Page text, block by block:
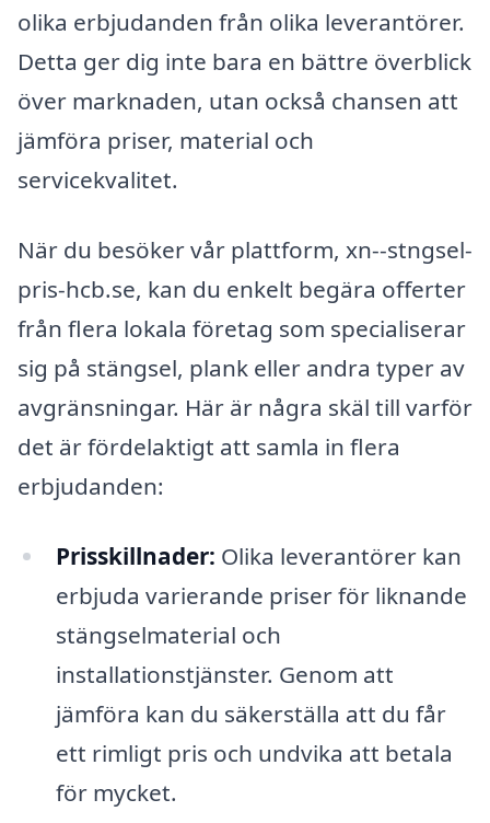
olika erbjudanden från olika leverantörer.
Detta ger dig inte bara en bättre överblick
över marknaden, utan också chansen att
jämföra priser, material och
servicekvalitet.
När du besöker vår plattform, xn--stngsel-
pris-hcb.se, kan du enkelt begära offerter
från flera lokala företag som specialiserar
sig på stängsel, plank eller andra typer av
avgränsningar. Här är några skäl till varför
det är fördelaktigt att samla in flera
erbjudanden:
Prisskillnader: Olika leverantörer kan
erbjuda varierande priser för liknande
stängselmaterial och
installationstjänster. Genom att
jämföra kan du säkerställa att du får
ett rimligt pris och undvika att betala
för mycket.